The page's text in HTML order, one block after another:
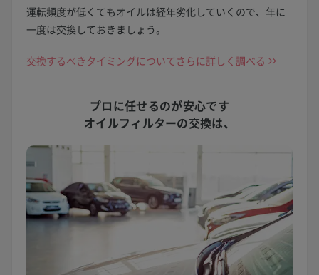
運転頻度が低くてもオイルは経年劣化していくので、年に
一度は交換しておきましょう。
交換するべきタイミングについてさらに詳しく調べる
プロに任せるのが安心です
オイルフィルターの交換は、